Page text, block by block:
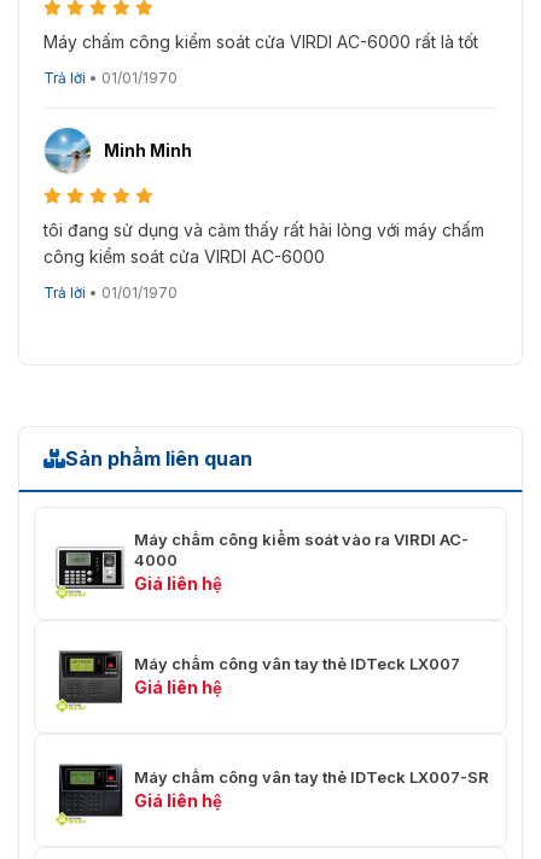
Model Virdi AC-6000 nhỏ gọn
Máy chấm công kiểm soát cửa VIRDI AC-6000 rất là tốt
Trả lời • 01/01/1970
Minh Minh
tôi đang sử dụng và cảm thấy rất hài lòng với máy chấm
công kiểm soát cửa VIRDI AC-6000
Trả lời • 01/01/1970
Sản phẩm liên quan
Máy chấm công kiểm soát vào ra VIRDI AC-
4000
Giá liên hệ
Máy chấm công vân tay thẻ IDTeck LX007
Giá liên hệ
Máy chấm công vân tay thẻ IDTeck LX007-SR
Giá liên hệ